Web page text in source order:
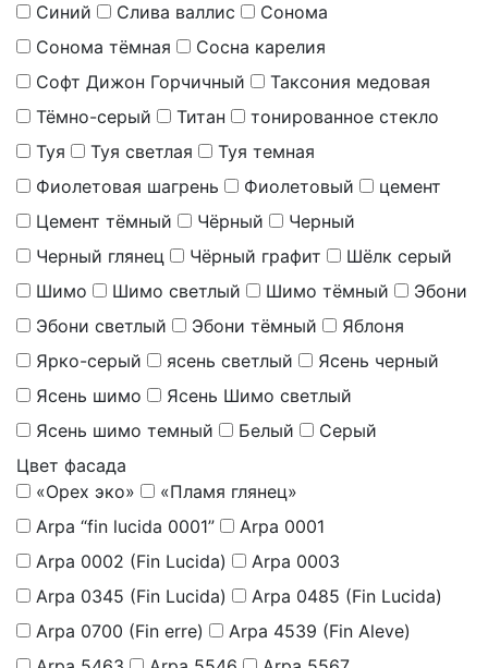
Синий
Слива валлис
Сонома
Сонома тёмная
Сосна карелия
Софт Дижон Горчичный
Таксония медовая
Тёмно-серый
Титан
тонированное стекло
Туя
Туя светлая
Туя темная
Фиолетовая шагрень
Фиолетовый
цемент
Цемент тёмный
Чёрный
Черный
Черный глянец
Чёрный графит
Шёлк серый
Шимо
Шимо светлый Шимо тёмный
Эбони
Эбони светлый
Эбони тёмный
Яблоня
Ярко-серый
ясень светлый
Ясень черный
Ясень шимо
Ясень Шимо светлый
Ясень шимо темный
Белый
Серый
Цвет фасада
«Орех эко»
«Пламя глянец»
Arpa “fin lucida 0001”
Arpa 0001
Arpa 0002 (Fin Lucida)
Arpa 0003
Arpa 0345 (Fin Lucida)
Arpa 0485 (Fin Lucida)
Arpa 0700 (Fin erre)
Arpa 4539 (Fin Aleve)